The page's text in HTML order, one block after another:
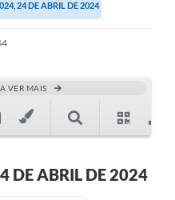
24 DE ABRIL DE 2024
VER MAIS
DE ABRIL DE 2024